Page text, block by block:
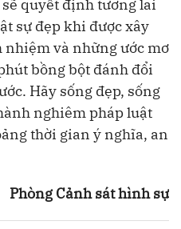
quyết định tương lai
sự đẹp khi được xây
và những ước mơ
bồng bột đánh đổi
Hãy sống đẹp, sống
nghiêm pháp luật
thời gian ý nghĩa, an
Phòng Cảnh sát hình sự